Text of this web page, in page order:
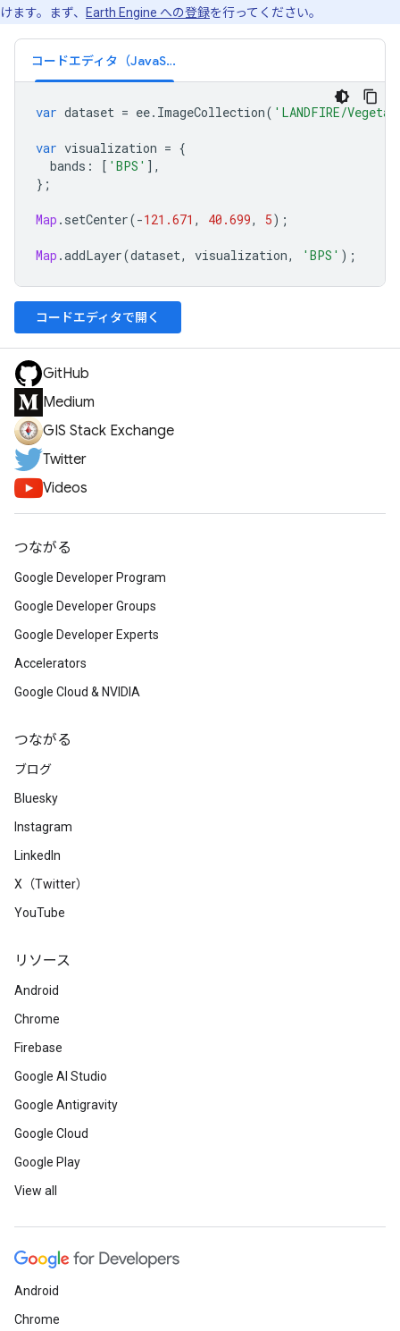
けます。まず、
Earth Engine への登録を行ってください。
コードエディタ（JavaScript）
var dataset = ee. ImageCollection( 'LANDFIRE/
var visualization = {
bands : [ 'BPS' ],
};
Map . setCenter(-121.671 , 40.699, 5);
Map .addLayer(dataset, visualization, 'BPS' );
コードエディタで開く
GitHub
Medium
GIS Stack Exchange
Twitter
Videos
つながる
Google Developer Program
Google Developer Groups
Google Developer Experts
Accelerators
Google Cloud & NVIDIA
つながる
ブログ
Bluesky
Instagram
LinkedIn
X（Twitter）
YouTube
リソース
Android
Chrome
Firebase
Google AI Studio
Google Antigravity
Google Cloud
Google Play
View all
Android
Chrome